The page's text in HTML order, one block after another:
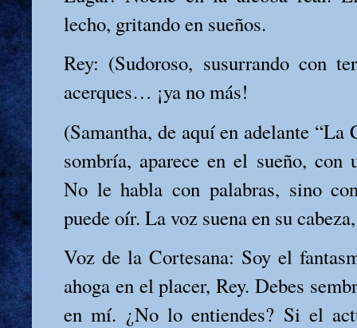
lecho, gritando en sueños.
Rey: (Sudoroso, susurrando con
acerques… ¡ya no más!
(Samantha, de aquí en adelante “La
sombría, aparece en el sueño, con
No le habla con palabras, sino
puede oír. La voz suena en su
Voz de la Cortesana: Soy el
ahoga en el placer, Rey. Debes
en mí. ¿No lo entiendes? Si el